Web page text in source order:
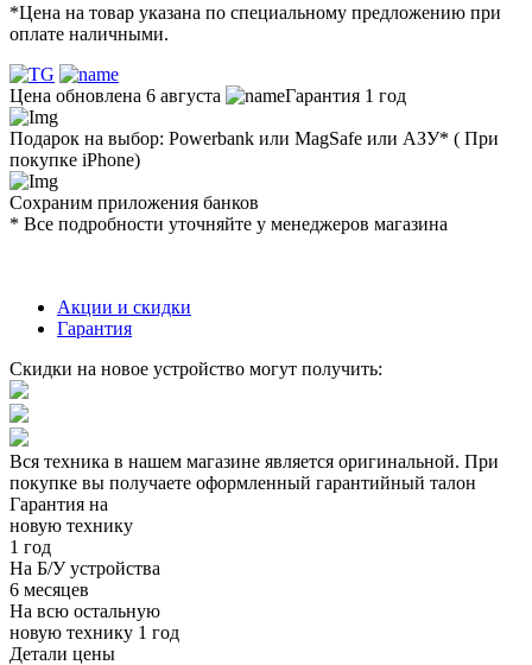
*Цена на товар указана по специальному предложению при
оплате наличными.
Цена обновлена 6 августа Гарантия 1 год
Подарок на выбор: Powerbank или MagSafe или AЗУ* ( При
покупке iPhone)
Сохраним приложения банков
* Все подробности уточняйте у менеджеров магазина
Акции и скидки
Гарантия
Скидки на новое устройство могут получить:
Вся техника в нашем магазине является оригинальной. При
покупке вы получаете оформленный гарантийный талон
Гарантия на
новую технику
1 год
На Б/У устройства
6 месяцев
На всю остальную
новую технику 1 год
Детали цены